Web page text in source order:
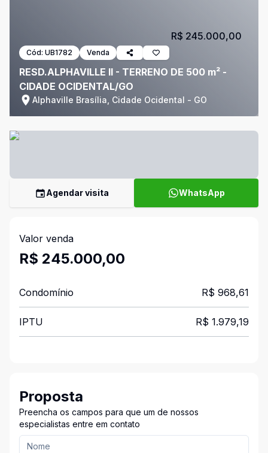
Cód: UB1782 Venda
RESD.ALPHAVILLE II - TERRENO DE 500 m² -
CIDADE OCIDENTAL/GO
Alphaville Brasília, Cidade Ocidental - GO
R$ 245.000,00
Agendar visita WhatsApp
Valor venda
R$ 245.000,00
Condomínio R$ 968,61
IPTU R$ 1.979,19
Proposta
Preencha os campos para que um de nossos
especialistas entre em contato